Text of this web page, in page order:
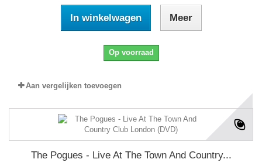
In winkelwagen Meer
Op voorraad
Aan vergelijken toevoegen
The Pogues - Live At The Town And Country...